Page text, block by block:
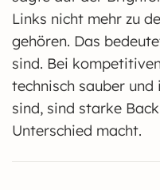
Links nicht mehr zu
gehören. Das
sind. Bei
technisch sauber
sind, sind starke
Unterschied macht.